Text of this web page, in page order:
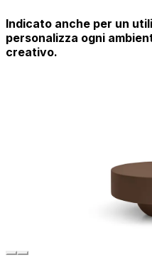
Indicato anche per un
personalizza ogni
creativo.